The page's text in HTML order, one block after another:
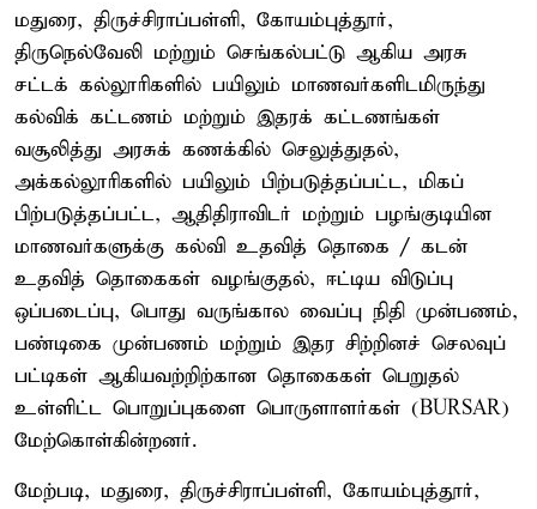
மதுரை, திருச்சிராப்பள்ளி, கோயம்புத்தூர்,
திருநெல்வேலி மற்றும் செங்கல்பட்டு ஆகிய அரசு
சட்டக் கல்லூரிகளில் பயிலும் மாணவர்களிடமிருந்து
கல்விக் கட்டணம் மற்றும் இதரக் கட்டணங்கள்
வசூலித்து அரசுக் கணக்கில் செலுத்துதல்,
அக்கல்லூரிகளில் பயிலும் பிற்படுத்தப்பட்ட, மிகப்
பிற்படுத்தப்பட்ட, ஆதிதிராவிடர் மற்றும் பழங்குடியின
மாணவர்களுக்கு கல்வி உதவித் தொகை / கடன்
உதவித் தொகைகள் வழங்குதல், ஈட்டிய விடுப்பு
ஒப்படைப்பு, பொது வருங்கால வைப்பு நிதி முன்பணம்,
பண்டிகை முன்பணம் மற்றும் இதர சிற்றினச் செலவுப்
பட்டிகள் ஆகியவற்றிற்கான தொகைகள் பெறுதல்
உள்ளிட்ட பொறுப்புகளை பொருளாளர்கள் (BURSAR)
மேற்கொள்கின்றனர்.
மேற்படி, மதுரை, திருச்சிராப்பள்ளி, கோயம்புத்தூர்,